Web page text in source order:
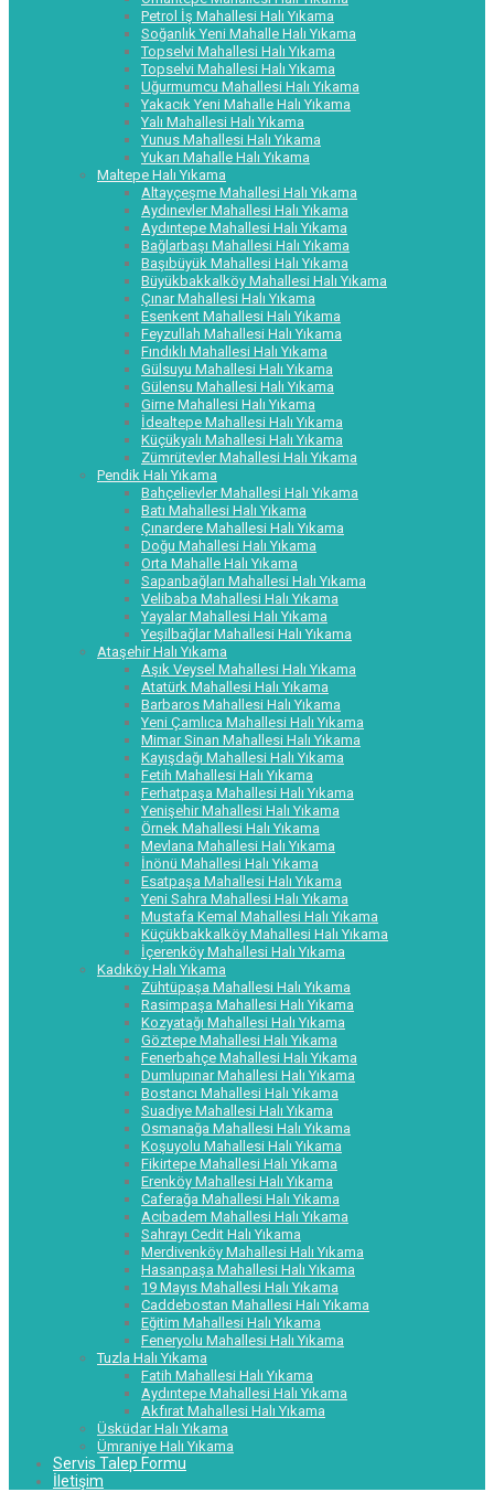
Petrol İş Mahallesi Halı Yıkama
Soğanlık Yeni Mahalle Halı Yıkama
Topselvi Mahallesi Halı Yıkama
Topselvi Mahallesi Halı Yıkama
Uğurmumcu Mahallesi Halı Yıkama
Yakacık Yeni Mahalle Halı Yıkama
Yalı Mahallesi Halı Yıkama
Yunus Mahallesi Halı Yıkama
Yukarı Mahalle Halı Yıkama
Maltepe Halı Yıkama
Altayçeşme Mahallesi Halı Yıkama
Aydınevler Mahallesi Halı Yıkama
Aydıntepe Mahallesi Halı Yıkama
Bağlarbaşı Mahallesi Halı Yıkama
Başıbüyük Mahallesi Halı Yıkama
Büyükbakkalköy Mahallesi Halı Yıkama
Çınar Mahallesi Halı Yıkama
Esenkent Mahallesi Halı Yıkama
Feyzullah Mahallesi Halı Yıkama
Fındıklı Mahallesi Halı Yıkama
Gülsuyu Mahallesi Halı Yıkama
Gülensu Mahallesi Halı Yıkama
Girne Mahallesi Halı Yıkama
İdealtepe Mahallesi Halı Yıkama
Küçükyalı Mahallesi Halı Yıkama
Zümrütevler Mahallesi Halı Yıkama
Pendik Halı Yıkama
Bahçelievler Mahallesi Halı Yıkama
Batı Mahallesi Halı Yıkama
Çınardere Mahallesi Halı Yıkama
Doğu Mahallesi Halı Yıkama
Orta Mahalle Halı Yıkama
Sapanbağları Mahallesi Halı Yıkama
Velibaba Mahallesi Halı Yıkama
Yayalar Mahallesi Halı Yıkama
Yeşilbağlar Mahallesi Halı Yıkama
Ataşehir Halı Yıkama
Aşık Veysel Mahallesi Halı Yıkama
Atatürk Mahallesi Halı Yıkama
Barbaros Mahallesi Halı Yıkama
Yeni Çamlıca Mahallesi Halı Yıkama
Mimar Sinan Mahallesi Halı Yıkama
Kayışdağı Mahallesi Halı Yıkama
Fetih Mahallesi Halı Yıkama
Ferhatpaşa Mahallesi Halı Yıkama
Yenişehir Mahallesi Halı Yıkama
Örnek Mahallesi Halı Yıkama
Mevlana Mahallesi Halı Yıkama
İnönü Mahallesi Halı Yıkama
Esatpaşa Mahallesi Halı Yıkama
Yeni Sahra Mahallesi Halı Yıkama
Mustafa Kemal Mahallesi Halı Yıkama
Küçükbakkalköy Mahallesi Halı Yıkama
İçerenköy Mahallesi Halı Yıkama
Kadıköy Halı Yıkama
Zühtüpaşa Mahallesi Halı Yıkama
Rasimpaşa Mahallesi Halı Yıkama
Kozyatağı Mahallesi Halı Yıkama
Göztepe Mahallesi Halı Yıkama
Fenerbahçe Mahallesi Halı Yıkama
Dumlupınar Mahallesi Halı Yıkama
Bostancı Mahallesi Halı Yıkama
Suadiye Mahallesi Halı Yıkama
Osmanağa Mahallesi Halı Yıkama
Koşuyolu Mahallesi Halı Yıkama
Fikirtepe Mahallesi Halı Yıkama
Erenköy Mahallesi Halı Yıkama
Caferağa Mahallesi Halı Yıkama
Acıbadem Mahallesi Halı Yıkama
Sahrayı Cedit Halı Yıkama
Merdivenköy Mahallesi Halı Yıkama
Hasanpaşa Mahallesi Halı Yıkama
19 Mayıs Mahallesi Halı Yıkama
Caddebostan Mahallesi Halı Yıkama
Eğitim Mahallesi Halı Yıkama
Feneryolu Mahallesi Halı Yıkama
Tuzla Halı Yıkama
Fatih Mahallesi Halı Yıkama
Aydıntepe Mahallesi Halı Yıkama
Akfırat Mahallesi Halı Yıkama
Üsküdar Halı Yıkama
Ümraniye Halı Yıkama
Servis Talep Formu
İletişim